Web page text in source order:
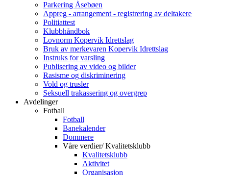
Parkering Åsebøen
Appreg - arrangement - registrering av deltakere
Politiattest
Klubbhåndbok
Lovnorm Kopervik Idrettslag
Bruk av merkevaren Kopervik Idrettslag
Instruks for varsling
Publisering av video og bilder
Rasisme og diskriminering
Vold og trusler
Seksuell trakassering og overgrep
Avdelinger
Fotball
Fotball
Banekalender
Dommere
Våre verdier/ Kvalitetsklubb
Kvalitetsklubb
Aktivitet
Organisasjon